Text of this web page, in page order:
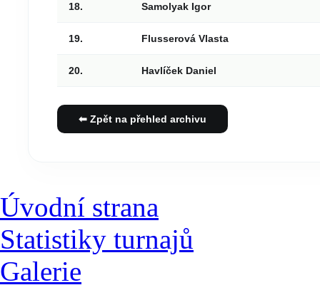
18. Samolyak Igor
19. Flusserová Vlasta
20. Havlíček Daniel
⬅ Zpět na přehled archivu
Úvodní strana
Statistiky turnajů
Galerie